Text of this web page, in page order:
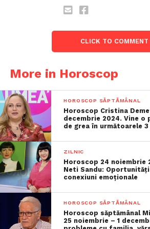
CLICK TO COMMENT
More in Horoscop
HOROSCOP SĂPTĂMÂNAL
Horoscop Cristina
decembrie 2024. Vine
de grea în următoarele
ZILNIC
Horoscop 24 noiembrie
Neti Sandu:
conexiuni emoționale
HOROSCOP SĂPTĂMÂNAL
Horoscop săptămânal
25 noiembrie – 1